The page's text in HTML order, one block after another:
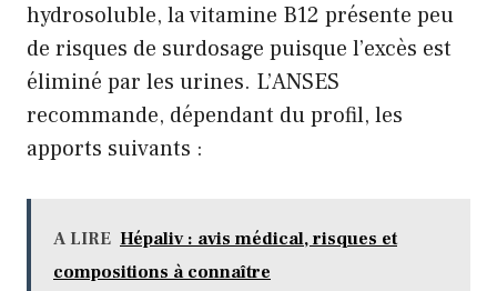
hydrosoluble, la vitamine B12 présente peu
de risques de surdosage puisque l’excès est
éliminé par les urines. L’ANSES
recommande, dépendant du profil, les
apports suivants :
A LIRE Hépaliv : avis médical, risques et
compositions à connaître